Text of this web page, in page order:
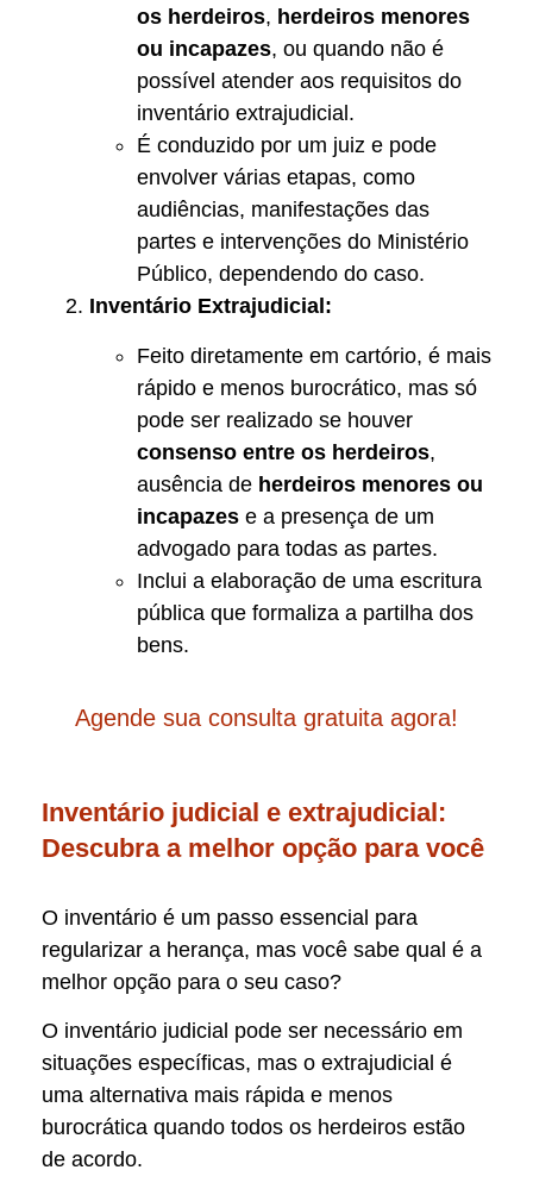
os herdeiros, herdeiros menores
ou incapazes, ou quando não é
possível atender aos requisitos do
inventário extrajudicial.
É conduzido por um juiz e pode
envolver várias etapas, como
audiências, manifestações das
partes e intervenções do Ministério
Público, dependendo do caso.
Inventário Extrajudicial:
Feito diretamente em cartório, é mais
rápido e menos burocrático, mas só
pode ser realizado se houver
consenso entre os herdeiros,
ausência de herdeiros menores ou
incapazes e a presença de um
advogado para todas as partes.
Inclui a elaboração de uma escritura
pública que formaliza a partilha dos
bens.
Agende sua consulta gratuita agora!
Inventário judicial e extrajudicial:
Descubra a melhor opção para você
O inventário é um passo essencial para
regularizar a herança, mas você sabe qual é a
melhor opção para o seu caso?
O inventário judicial pode ser necessário em
situações específicas, mas o extrajudicial é
uma alternativa mais rápida e menos
burocrática quando todos os herdeiros estão
de acordo.